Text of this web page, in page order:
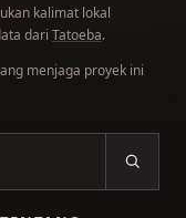
kalimat lokal
dari Tatoeba.
menjaga proyek ini